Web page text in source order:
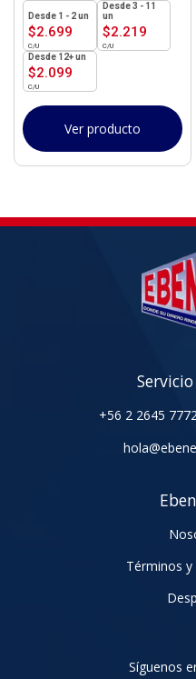
$2.699
1 - 2un
$2.219
3 - 11
un
$2.099
12+ un
Ver producto
+56 2 2645
Términos y
Síguenos